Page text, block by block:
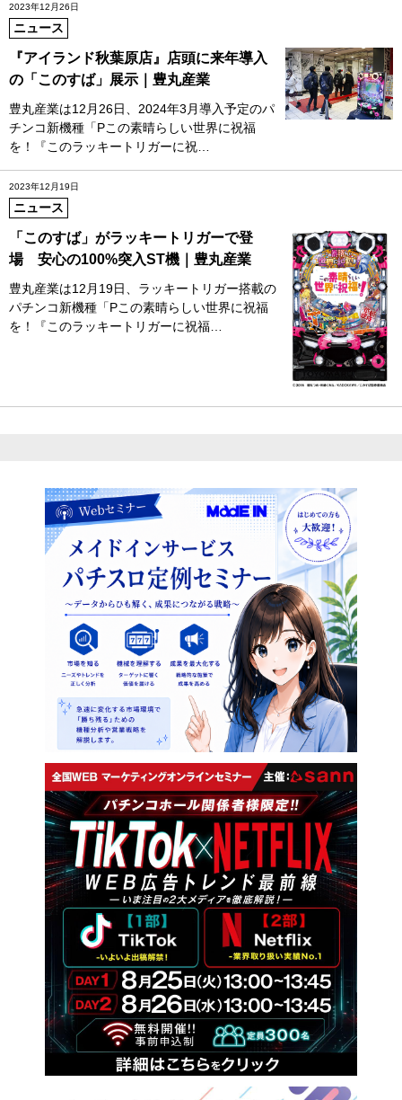
2023年12月26日
ニュース
『アイランド秋葉原店』店頭に来年導入
の「このすば」展示｜豊丸産業
豊丸産業は12月26日、2024年3月導入予定のパ
チンコ新機種「Pこの素晴らしい世界に祝福
を！『このラッキートリガーに祝…
2023年12月19日
ニュース
「このすば」がラッキートリガーで登
場 安心の100%突入ST機｜豊丸産業
豊丸産業は12月19日、ラッキートリガー搭載の
パチンコ新機種「Pこの素晴らしい世界に祝福
を！『このラッキートリガーに祝福…